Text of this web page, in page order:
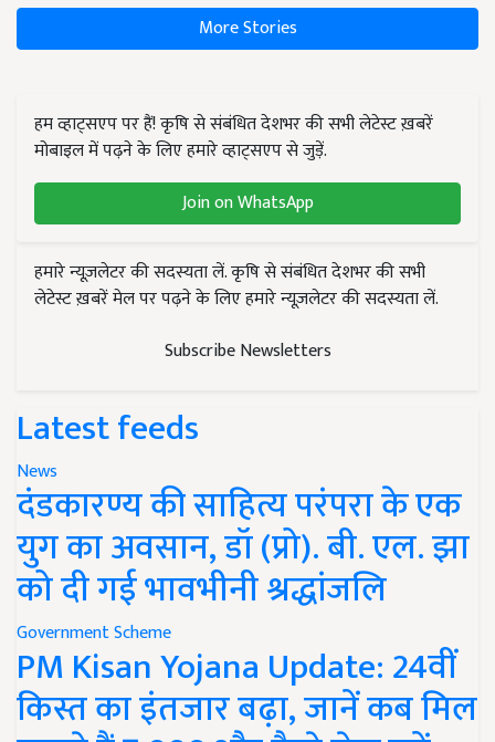
More Stories
हम व्हाट्सएप पर हैं! कृषि से संबंधित देशभर की सभी लेटेस्ट ख़बरें
मोबाइल में पढ़ने के लिए हमारे व्हाट्सएप से जुड़ें.
Join on WhatsApp
हमारे न्यूज़लेटर की सदस्यता लें. कृषि से संबंधित देशभर की सभी
लेटेस्ट ख़बरें मेल पर पढ़ने के लिए हमारे न्यूज़लेटर की सदस्यता लें.
Subscribe Newsletters
Latest feeds
News
दंडकारण्य की साहित्य परंपरा के एक
युग का अवसान, डॉ (प्रो). बी. एल. झा
को दी गई भावभीनी श्रद्धांजलि
Government Scheme
PM Kisan Yojana Update: 24वीं
किस्त का इंतजार बढ़ा, जानें कब मिल